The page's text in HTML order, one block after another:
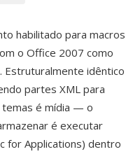
habilitado para macros
o Office 2007 como
Estruturalmente idêntico
partes XML para
é mídia — o
é executar
for Applications) dentro